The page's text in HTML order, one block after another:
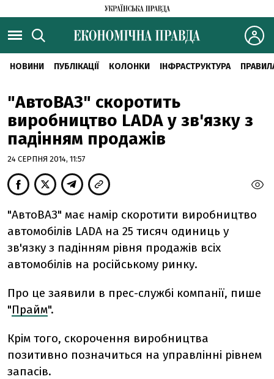
НОВИНИ ПУБЛІКАЦІЇ КОЛОНКИ ІНФРАСТРУКТУРА
"АвтоВАЗ" скоротить
виробництво LADA у зв'язку з
падінням продажів
24 СЕРПНЯ 2014, 11:57
"АвтоВАЗ" має намір скоротити виробництво
автомобілів LADA на 25 тисяч одиниць у
зв'язку з падінням рівня продажів всіх
автомобілів на російському ринку.
Про це заявили в прес-службі компанії, пише
"Прайм".
Крім того, скорочення виробництва
позитивно позначиться на управлінні рівнем
запасів.